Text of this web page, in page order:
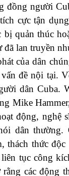
đồng người
cực tận
quản thúc
lan truyền
của dân
đề nội tại.
dân Cuba.
Mike
động, nghệ
dân
thách thức
tục công
các động